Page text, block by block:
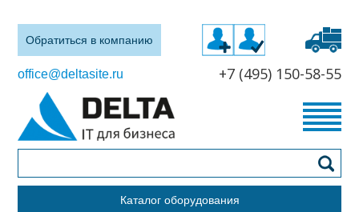
Обратиться в компанию
office@deltasite.ru +7 (495) 150-58-55
Каталог оборудования